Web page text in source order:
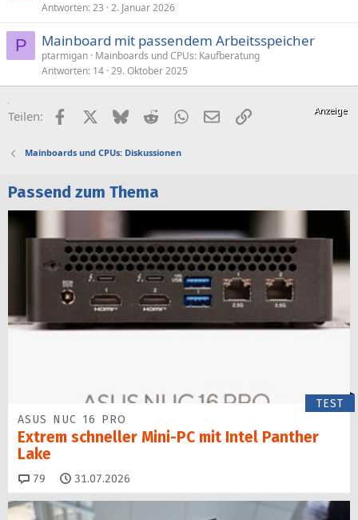
Antworten 23 2. Januar 2026
P Mainboard mit passendem Arbeitsspeicher
ptarmigan Mainboards und CPUs: Kaufberatung
Antworten 14 29. Oktober 2025
Teilen: FacebookX (Twitter)
BlueskyRedditWhatsApp
E-MailLink
Mainboards und CPUs: Diskussionen
Passend zum Thema
TEST
ASUS NUC 16 PRO
Extrem schneller Mini-PC mit Intel Panther
Lake
79 Kommentare
31.07.2026